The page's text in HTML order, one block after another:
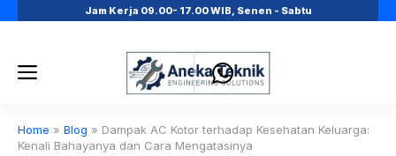
Jam Kerja 09.00- 17.00 WIB, Senen - Sabtu
Menu
Home » Blog » Dampak AC Kotor terhadap Kesehatan Keluarga:
Kenali Bahayanya dan Cara Mengatasinya